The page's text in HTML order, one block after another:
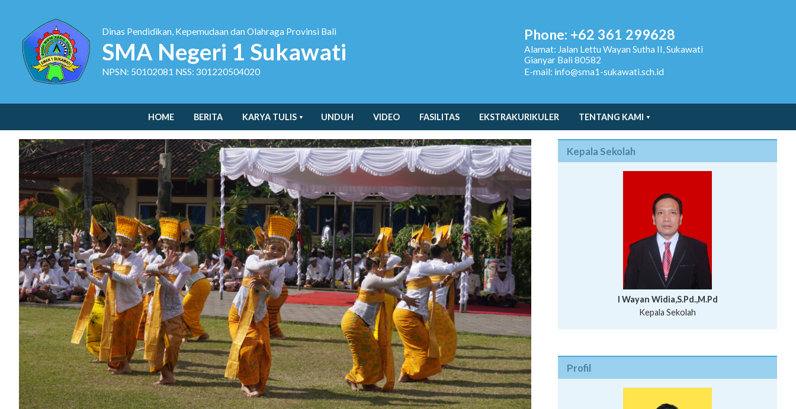
Dinas Pendidikan, Kepemudaan dan Olahraga Provinsi Bali
SMA Negeri 1 Sukawati
NPSN: 50102081 NSS: 301220504020
Phone: +62 361 299628
Alamat: Jalan Lettu Wayan Sutha II, Sukawati
Gianyar Bali 80582
E-mail: info@sma1-sukawati.sch.id
HOME BERITA KARYA TULIS UNDUH VIDEO FASILITAS EKSTRAKURIKULER TENTANG KAMI
Kepala Sekolah
I Wayan Widia,S.Pd.,M.Pd
Kepala Sekolah
Profil